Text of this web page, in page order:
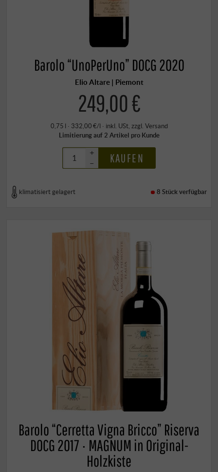
Barolo “UnoPerUno” DOCG 2020
Elio Altare | Piemont
249,00 €
0,75 l · 332,00 €/l · inkl. USt, zzgl. Versand
Limitierung auf 2 Artikel pro Kunde
+
–
KAUFEN
klimatisiert gelagert 8 Stückverfügbar
Barolo “Cerretta Vigna Bricco” Riserva
DOCG 2017 · MAGNUM in Original-
Holzkiste